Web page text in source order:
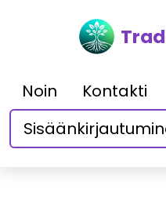
Noin
Kontakti